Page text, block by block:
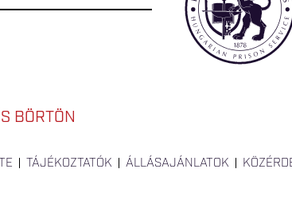
BÖRTÖN
TÁJÉKOZTATÓK ÁLLÁSAJÁNLATOK